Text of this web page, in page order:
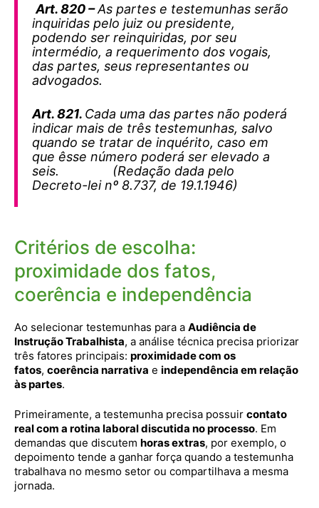
Art. 820 –As partes e testemunhas serão
inquiridas pelo juiz ou presidente,
podendo ser reinquiridas, por seu
intermédio, a requerimento dos vogais,
das partes, seus representantes ou
advogados.
Art. 821. Cada uma das partes não poderá
indicar mais de três testemunhas, salvo
quando se tratar de inquérito, caso em
que êsse número poderá ser elevado a
seis. (Redação dada pelo
Decreto-lei nº 8.737, de 19.1.1946)
Critérios de escolha:
proximidade dos fatos,
coerência e independência
Ao selecionar testemunhas para a Audiência de
Instrução Trabalhista, a análise técnica precisa priorizar
três fatores principais: proximidade com os
fatos, coerência narrativa e independência em relação
às partes.
Primeiramente, a testemunha precisa possuir contato
real com a rotina laboral discutida no processo. Em
demandas que discutem horas extras, por exemplo, o
depoimento tende a ganhar força quando a testemunha
trabalhava no mesmo setor ou compartilhava a mesma
jornada.